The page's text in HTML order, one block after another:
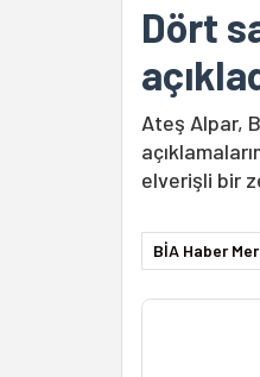
Dört
Ateş Alpar,
elverişli bir
BİA Haber